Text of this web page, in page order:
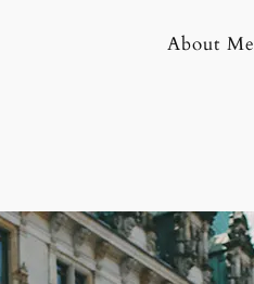
About Me